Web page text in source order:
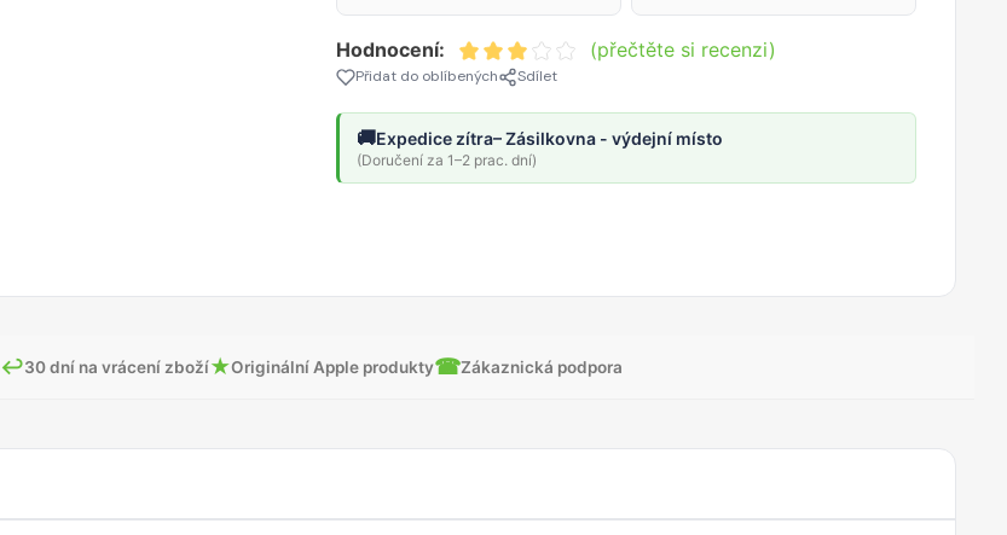
Hodnocení: (přečtěte si recenzi)
Přidat do oblíbených Sdílet
🚚Expedice zítra– Zásilkovna - výdejní místo
(Doručení za 1–2 prac. dní)
↩30 dní na vrácení zboží★Originální Apple produkty☎Zákaznická podpora